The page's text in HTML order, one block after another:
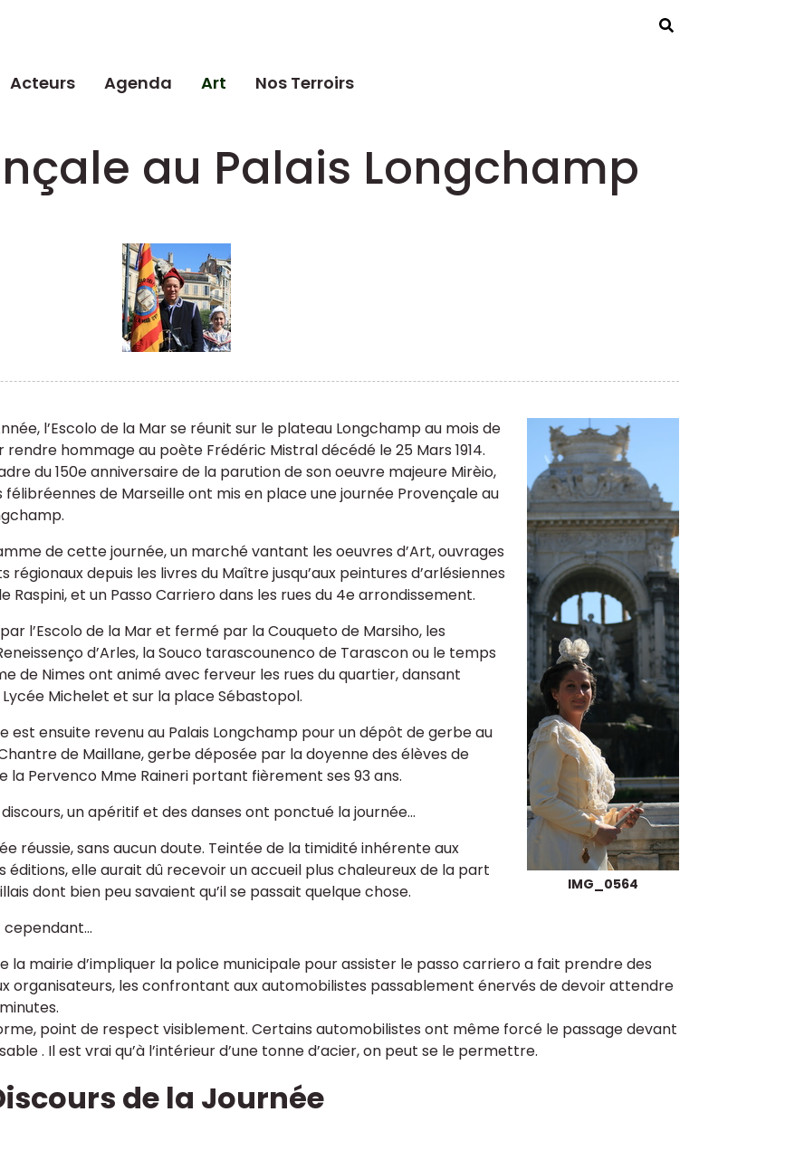
Acteurs Agenda Art Nos Terroirs
au Palais Longchamp
IMG_0564
l’Escolo de la Mar se réunit sur le plateau Longchamp au mois de
rendre hommage au poète Frédéric Mistral décédé le 25 Mars 1914.
du 150e anniversaire de la parution de son oeuvre majeure Mirèio,
félibréennes de Marseille ont mis en place une journée Provençale au
de cette journée, un marché vantant les oeuvres d’Art, ouvrages
régionaux depuis les livres du Maître jusqu’aux peintures d’arlésiennes
Raspini, et un Passo Carriero dans les rues du 4e arrondissement.
l’Escolo de la Mar et fermé par la Couqueto de Marsiho, les
d’Arles, la Souco tarascounenco de Tarascon ou le temps
de Nimes ont animé avec ferveur les rues du quartier, dansant
Michelet et sur la place Sébastopol.
est ensuite revenu au Palais Longchamp pour un dépôt de gerbe au
de Maillane, gerbe déposée par la doyenne des élèves de
la Pervenco Mme Raineri portant fièrement ses 93 ans.
un apéritif et des danses ont ponctué la journée...
réussie, sans aucun doute. Teintée de la timidité inhérente aux
éditions, elle aurait dû recevoir un accueil plus chaleureux de la part
dont bien peu savaient qu’il se passait quelque chose.
la mairie d’impliquer la police municipale pour assister le passo carriero a fait prendre des
organisateurs, les confrontant aux automobilistes passablement énervés de devoir attendre
point de respect visiblement. Certains automobilistes ont même forcé le passage devant
. Il est vrai qu’à l’intérieur d’une tonne d’acier, on peut se le permettre.
de la Journée